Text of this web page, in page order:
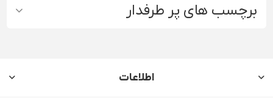
برچسب های پر طرفدار
اطلاعات